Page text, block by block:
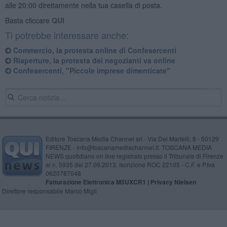
alle 20:00 direttamente nella tua casella di posta.
Basta cliccare QUI
Ti potrebbe interessare anche:
Commercio, la protesta online di Confesercenti
Riaperture, la protesta dei negozianti va online
Confesercenti, "Piccole imprese dimenticate"
Editore Toscana Media Channel srl - Via Dei Martelli, 8 - 50129
FIRENZE - info@toscanamediachannel.it. TOSCANA MEDIA
NEWS quotidiano on line registrato presso il Tribunale di Firenze
al n. 5935 del 27.09.2013. Iscrizione ROC 22105 - C.F. e P.Iva
0620787048
Fatturazione Elettronica M5UXCR1 | Privacy Nielsen
Direttore responsabile Marco Migli